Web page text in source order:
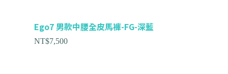
Ego7 男款中腰全皮馬褲-FG-深藍
NT$7,500